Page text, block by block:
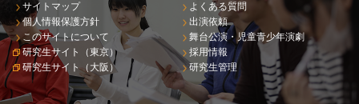
サイトマップ
個人情報保護方針
このサイトについて
研究生サイト（東京）
研究生サイト（大阪）
よくある質問
出演依頼
舞台公演・児童青少年演劇
採用情報
研究生管理